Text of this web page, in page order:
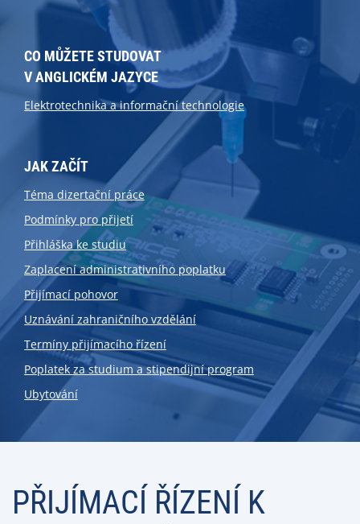
CO MŮŽETE STUDOVAT
V ANGLICKÉM JAZYCE
Elektrotechnika a informační technologie
JAK ZAČÍT
Téma dizertační práce
Podmínky pro přijetí
Přihláška ke studiu
Zaplacení administrativního poplatku
Přijímací pohovor
Uznávání zahraničního vzdělání
Termíny přijímacího řízení
Poplatek za studium a stipendijní program
Ubytování
PŘIJÍMACÍ ŘÍZENÍ K